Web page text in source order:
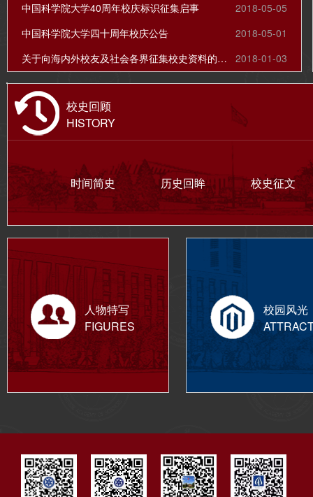
2018-05-05
中国科学院大学40周年校庆标识征集启事
2018-05-01
中国科学院大学四十周年校庆公告
2018-01-03
关于向海内外校友及社会各界征集校史资料的公告
校史回顾
HISTORY
时间简史 历史回眸 校史征文
人物特写
FIGURES
校园风光